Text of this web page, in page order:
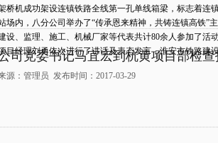
桥机成功架设连镇铁路全线第一孔单线箱梁，标志着连
场内，八分公司举办了“传承恩来精神，共铸连镇高铁”
设、监理、施工、机械厂家等代表共计80余人参加了活
目经理刘勇依次进行了讲话及表态发言，淮安市铁路建
司党委书记马宜宏到杭黄项目部检
源：管理员 发布时间：2017-03-29